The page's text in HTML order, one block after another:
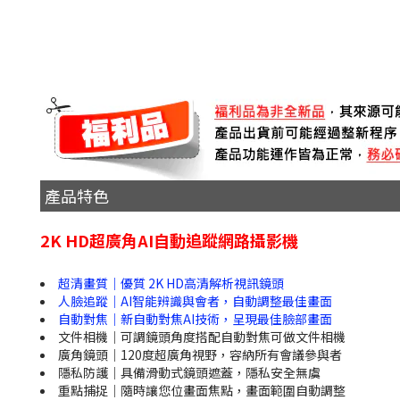
產品特色
2K HD超廣角AI自動追蹤網路攝影機
超清畫質｜優質 2K HD高清解析視訊鏡頭
人臉追蹤｜AI智能辨識與會者，自動調整最佳畫面
自動對焦｜新自動對焦AI技術，呈現最佳臉部畫面
文件相機｜可調鏡頭角度搭配自動對焦可做文件相機
廣角鏡頭｜120度超廣角視野，容納所有會議參與者
隱私防護｜具備滑動式鏡頭遮蓋，隱私安全無虞
重點捕捉｜隨時讓您位畫面焦點，畫面範圍自動調整